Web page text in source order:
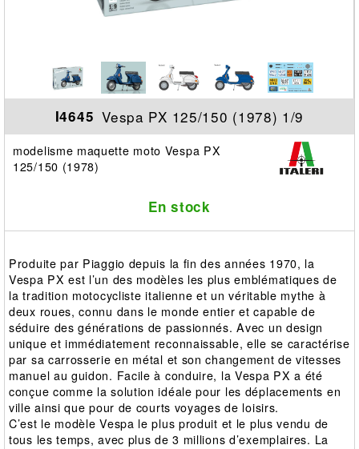
I4645 Vespa PX 125/150 (1978) 1/9
modelisme maquette moto Vespa PX
125/150 (1978)
En stock
Produite par Piaggio depuis la fin des années 1970, la
Vespa PX est l’un des modèles les plus emblématiques de
la tradition motocycliste italienne et un véritable mythe à
deux roues, connu dans le monde entier et capable de
séduire des générations de passionnés. Avec un design
unique et immédiatement reconnaissable, elle se caractérise
par sa carrosserie en métal et son changement de vitesses
manuel au guidon. Facile à conduire, la Vespa PX a été
conçue comme la solution idéale pour les déplacements en
ville ainsi que pour de courts voyages de loisirs.
C’est le modèle Vespa le plus produit et le plus vendu de
tous les temps, avec plus de 3 millions d’exemplaires. La